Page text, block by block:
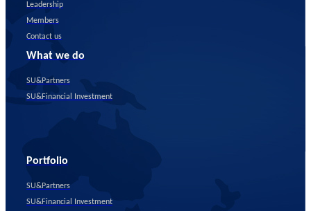
Leadership
Members
Contact us
What we do
SU&Partners
SU&Financial Investment
Portfolio
SU&Partners
SU&Financial Investment